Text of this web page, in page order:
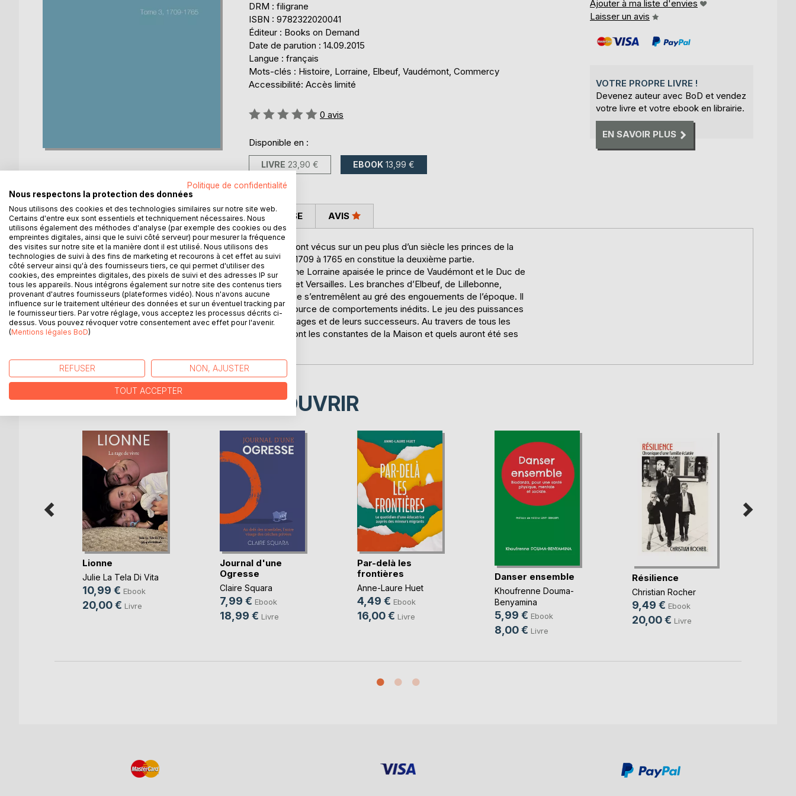
DRM : filigrane
ISBN : 9782322020041
Éditeur : Books on Demand
Date de parution : 14.09.2015
Langue : français
Mots-clés : Histoire, Lorraine, Elbeuf, Vaudémont, Commercy
Accessibilité: Accès limité
Évaluation:
0 avis
Disponible en :
LIVRE 23,90 € EBOOK 13,99 €
Ajouter à ma liste d'envies
Laisser un avis
VOTRE PROPRE LIVRE !
Devenez auteur avec BoD et vendez
votre livre et votre ebook en librairie.
EN SAVOIR PLUS
DESCRIPTION
Ce troisième volume poursuit le récit des événements qu’ont vécus sur un peu plus d’un siècle les princes de la
Maison de Lorraine et leurs proches. La période allant de 1709 à 1765 en constitue la deuxième partie.
Les guerriers d’hier sont en mesure de gouverner. Dans une Lorraine apaisée le prince de Vaudémont et le Duc de
Lorraine s’épaulent. Leur regard se porte aussi vers Paris et Versailles. Les branches d’Elbeuf, de Lillebonne,
d’Armagnac ne sont pas en reste. Vie privée et vie publique s’entremêlent au gré des engouements de l’époque. Il
va falloir considérer le renouvellement des générations, source de comportements inédits. Le jeu des puissances
européennes ne peut qu’influer sur le sort de nos personnages et de leurs successeurs. Au travers de tous les
mouvements de la société on tente de préciser quelles sont les constantes de la Maison et quels auront été ses
AUTEUR(S) CRITIQUES PRESSE AVIS
D’AUTRES TITRES À DÉCOUVRIR
Lionne
Julie La Tela Di Vita
10,99 € Ebook
20,00 € Livre
Journal d'une
Ogresse
Claire Squara
7,99 € Ebook
18,99 € Livre
Par-delà les
frontières
Anne-Laure Huet
4,49 € Ebook
16,00 € Livre
Danser ensemble
Khoufrenne Douma-
Benyamina
5,99 € Ebook
8,00 € Livre
Résilience
Christian Rocher
9,49 € Ebook
20,00 € Livre
Politique de confidentialité
Nous respectons la protection des données
Nous utilisons des cookies et des technologies similaires sur notre site web.
Certains d'entre eux sont essentiels et techniquement nécessaires. Nous
utilisons également des méthodes d'analyse (par exemple des cookies ou des
empreintes digitales, ainsi que le suivi côté serveur) pour mesurer la fréquence
des visites sur notre site et la manière dont il est utilisé. Nous utilisons des
technologies de suivi à des fins de marketing et recourons à cet effet au suivi
côté serveur ainsi qu'à des fournisseurs tiers, ce qui permet d'utiliser des
cookies, des empreintes digitales, des pixels de suivi et des adresses IP sur
tous les appareils. Nous intégrons également sur notre site des contenus tiers
provenant d'autres fournisseurs (plateformes vidéo). Nous n'avons aucune
influence sur le traitement ultérieur des données et sur un éventuel tracking par
le fournisseur tiers. Par votre réglage, vous acceptez les processus décrits ci-
dessus. Vous pouvez révoquer votre consentement avec effet pour l'avenir.
(Mentions légales BoD)
REFUSER NON, AJUSTER
TOUT ACCEPTER